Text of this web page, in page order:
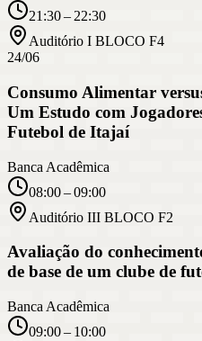
21:30 – 22:30
Auditório I BLOCO F4
24/06
Consumo Alimentar
Um Estudo com
Futebol de Itajaí
Banca Acadêmica
08:00 – 09:00
Auditório III BLOCO F2
Avaliação do
de base de um clube de
Banca Acadêmica
09:00 – 10:00